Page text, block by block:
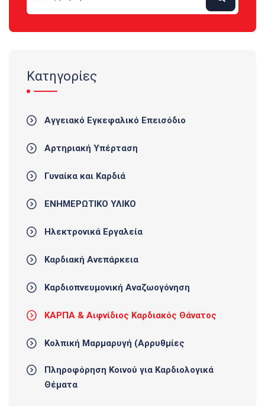
Κατηγορίες
Αγγειακό Εγκεφαλικό Επεισόδιο
Αρτηριακή Υπέρταση
Γυναίκα και Καρδιά
ΕΝΗΜΕΡΩΤΙΚΟ ΥΛΙΚΟ
Ηλεκτρονικά Εργαλεία
Καρδιακή Ανεπάρκεια
Καρδιοπνευμονική Αναζωογόνηση
ΚΑΡΠΑ & Αιφνίδιος Καρδιακός Θάνατος
Κολπική Μαρμαρυγή (Αρρυθμίες
Πληροφόρηση Κοινού για Καρδιολογικά
Θέματα